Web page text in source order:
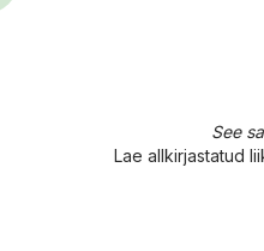
See
Lae allkirjastatud